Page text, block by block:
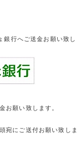
行へご送金お願い致し
お願い致します。
宛にご送付お願い致しま